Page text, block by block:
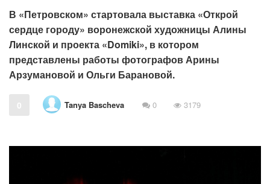
В «Петровском» стартовала выставка «Открой
сердце городу» воронежской художницы Алины
Линской и проекта «Domiki», в котором
представлены работы фотографов Арины
Арзумановой и Ольги Барановой.
0 Tanya Bascheva 0 3179